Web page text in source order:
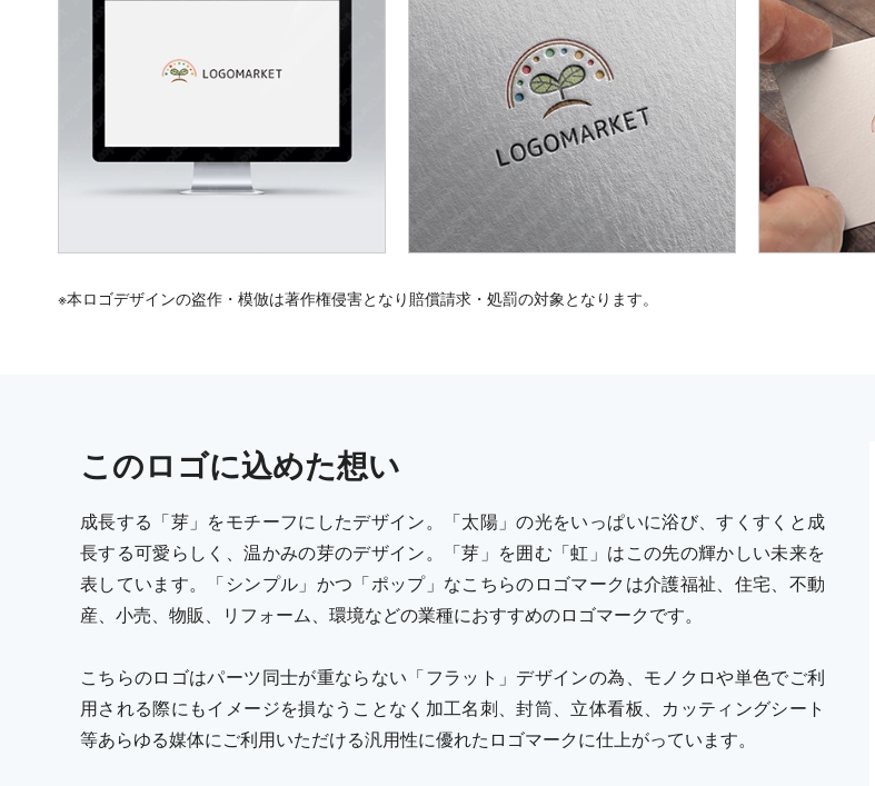
※本ロゴデザインの盗作・模倣は著作権侵害となり賠償請求・処罰の対象となります。
このロゴに込めた想い
成長する「芽」をモチーフにしたデザイン。「太陽」の光をいっぱいに浴び、すくすくと成
長する可愛らしく、温かみの芽のデザイン。「芽」を囲む「虹」はこの先の輝かしい未来を
表しています。「シンプル」かつ「ポップ」なこちらのロゴマークは介護福祉、住宅、不動
産、小売、物販、リフォーム、環境などの業種におすすめのロゴマークです。
こちらのロゴはパーツ同士が重ならない「フラット」デザインの為、モノクロや単色でご利
用される際にもイメージを損なうことなく加工名刺、封筒、立体看板、カッティングシート
等あらゆる媒体にご利用いただける汎用性に優れたロゴマークに仕上がっています。